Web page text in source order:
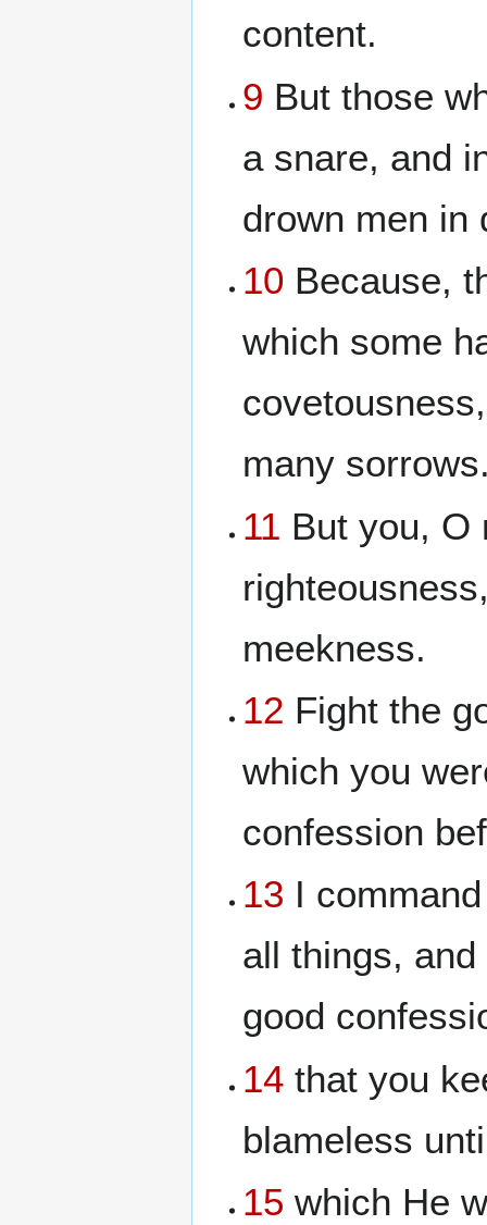
content.
9 But those
a snare, and
drown men in
10 Because,
which some
many
11 But you, O
meekness.
12 Fight the
which you
confession
13 I
all things,
good
14 that you
blameless
15 which He